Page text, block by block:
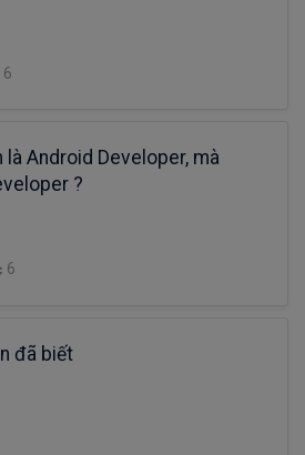
6
Android Developer, mà
?
6
đã biết